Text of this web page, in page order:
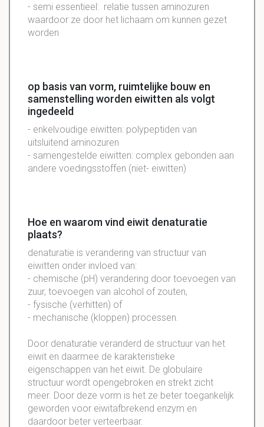
- semi essentieel: relatie tussen aminozuren
waardoor ze door het lichaam om kunnen gezet
worden
op basis van vorm, ruimtelijke bouw en
samenstelling worden eiwitten als volgt
ingedeeld
- enkelvoudige eiwitten: polypeptiden van
uitsluitend aminozuren
- samengestelde eiwitten: complex gebonden aan
andere voedingsstoffen (niet- eiwitten)
Hoe en waarom vind eiwit denaturatie
plaats?
denaturatie is verandering van structuur van
eiwitten onder invloed van:
- chemische (pH) verandering door toevoegen van
zuur, toevoegen van alcohol of zouten,
- fysische (verhitten) of
- mechanische (kloppen) processen.
Door denaturatie veranderd de structuur van het
eiwit en daarmee de karakteristieke
eigenschappen van het eiwit. De globulaire
structuur wordt opengebroken en strekt zicht
meer. Door deze vorm is het ze beter toegankelijk
geworden voor eiwitafbrekend enzym en
daardoor beter verteerbaar.